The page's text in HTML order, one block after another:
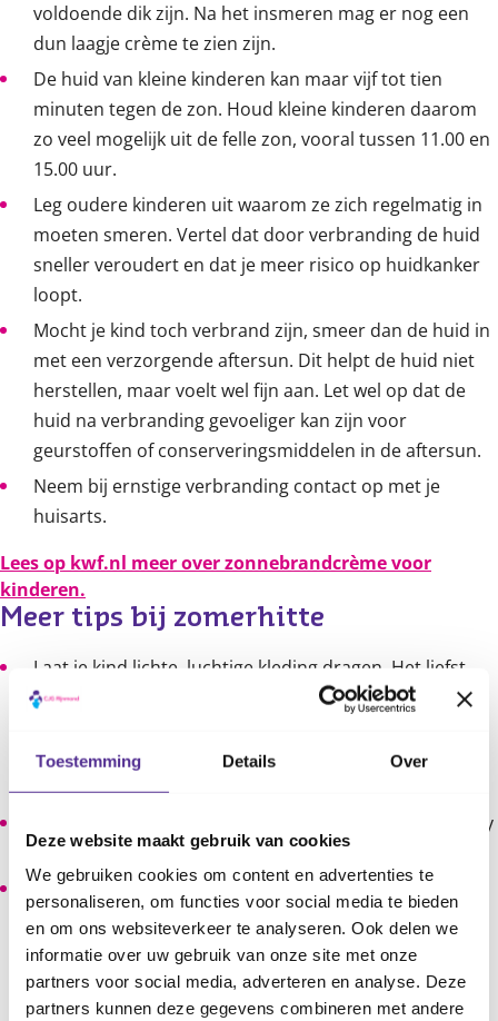
Toestemming Details Over
Deze website maakt gebruik van cookies
We gebruiken cookies om content en advertenties te
personaliseren, om functies voor social media te bieden
en om ons websiteverkeer te analyseren. Ook delen we
informatie over uw gebruik van onze site met onze
partners voor social media, adverteren en analyse. Deze
partners kunnen deze gegevens combineren met andere
voldoende dik zijn. Na het insmeren mag er nog een
dun laagje crème te zien zijn.
De huid van kleine kinderen kan maar vijf tot tien
minuten tegen de zon. Houd kleine kinderen daarom
zo veel mogelijk uit de felle zon, vooral tussen 11.00 en
15.00 uur.
Leg oudere kinderen uit waarom ze zich regelmatig in
moeten smeren. Vertel dat door verbranding de huid
sneller veroudert en dat je meer risico op huidkanker
loopt.
Mocht je kind toch verbrand zijn, smeer dan de huid in
met een verzorgende aftersun. Dit helpt de huid niet
herstellen, maar voelt wel fijn aan. Let wel op dat de
huid na verbranding gevoeliger kan zijn voor
geurstoffen of conserveringsmiddelen in de aftersun.
Neem bij ernstige verbranding contact op met je
huisarts.
Lees op kwf.nl meer over zonnebrandcrème voor
kinderen.
Meer tips bij zomerhitte
Laat je kind lichte, luchtige kleding dragen. Het liefst
kleding van natuurlijke stoffen, zoals katoen. Dat
laag kleertjes aan, bijvoorbeeld een romper met een
luier.
Geef je kind in bed een katoenen laken. En voor je baby
een dunne slaapzak.
Houd de zon buiten. Dat gaat het best met een
zonnescherm voor het raam of een laken aan de
buitenkant. Ook dichte gordijnen en gesloten ramen
helpen om de hitte buiten te houden. Open de ramen
pas als het buiten koeler is dan binnen: vaak pas in de